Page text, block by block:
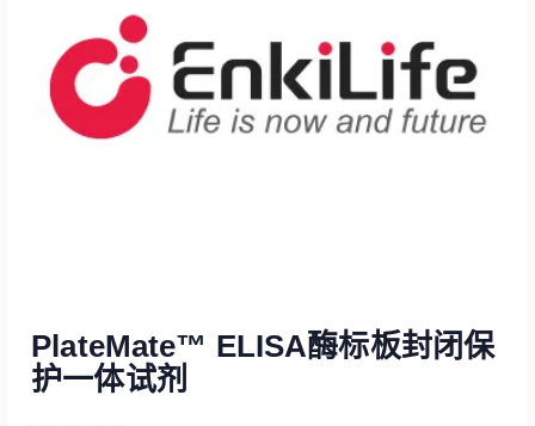
Read More
PlateMate™ ELISA酶标板封闭保
护一体试剂